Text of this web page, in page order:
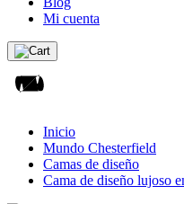
Mi cuenta
Inicio
Mundo Chesterfield
Camas de diseño
Cama de diseño lujoso